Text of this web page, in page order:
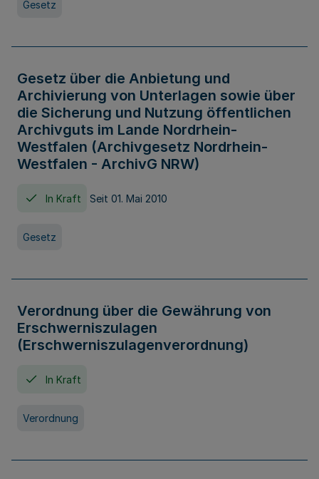
Gesetz
Gesetz über die Anbietung und
Archivierung von Unterlagen sowie über
die Sicherung und Nutzung öffentlichen
Archivguts im Lande Nordrhein-
Westfalen (Archivgesetz Nordrhein-
Westfalen - ArchivG NRW)
In Kraft Seit 01. Mai 2010
Gesetz
Verordnung über die Gewährung von
Erschwerniszulagen
(Erschwerniszulagenverordnung)
In Kraft
Verordnung